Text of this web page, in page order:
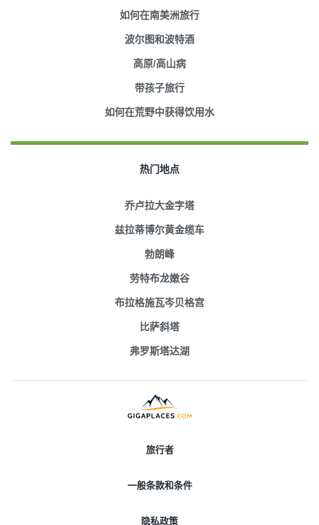
如何在南美洲旅行
波尔图和波特酒
高原/高山病
带孩子旅行
如何在荒野中获得饮用水
热门地点
乔卢拉大金字塔
兹拉蒂博尔黄金缆车
勃朗峰
劳特布龙嫩谷
布拉格施瓦岑贝格宫
比萨斜塔
弗罗斯塔达湖
旅行者
一般条款和条件
隐私政策